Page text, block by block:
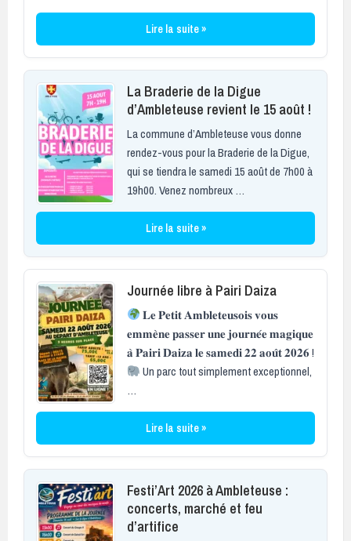
Lire la suite »
La Braderie de la Digue
d’Ambleteuse revient le 15 août !
La commune d’Ambleteuse vous donne
rendez-vous pour la Braderie de la Digue,
qui se tiendra le samedi 15 août de 7h00 à
19h00. Venez nombreux …
Lire la suite »
Journée libre à Pairi Daiza
𝐋𝐞 𝐏𝐞𝐭𝐢𝐭 𝐀𝐦𝐛𝐥𝐞𝐭𝐞𝐮𝐬𝐨𝐢𝐬 𝐯𝐨𝐮𝐬
𝐞𝐦𝐦𝐞̀𝐧𝐞 𝐩𝐚𝐬𝐬𝐞𝐫 𝐮𝐧𝐞 𝐣𝐨𝐮𝐫𝐧𝐞́𝐞 𝐦𝐚𝐠𝐢𝐪𝐮𝐞
𝐚̀ 𝐏𝐚𝐢𝐫𝐢 𝐃𝐚𝐢𝐳𝐚 𝐥𝐞 𝐬𝐚𝐦𝐞𝐝𝐢 𝟐𝟐 𝐚𝐨𝐮̂𝐭 𝟐𝟎𝟐𝟔 !
Un parc tout simplement exceptionnel,
…
Lire la suite »
Festi’Art 2026 à Ambleteuse :
concerts, marché et feu
d’artifice